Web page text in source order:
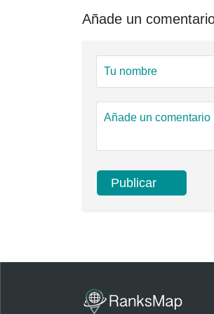
Añade un